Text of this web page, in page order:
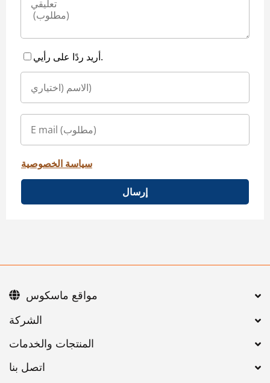
أريد ردًا على رأيي.
سياسة الخصوصية
إرسال
اتصل بنا
مواقع ماسكوس